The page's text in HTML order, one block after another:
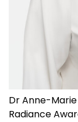
Dr Anne-
Radiance